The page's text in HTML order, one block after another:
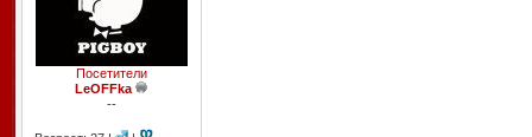
Посетители
LeOFFka
--